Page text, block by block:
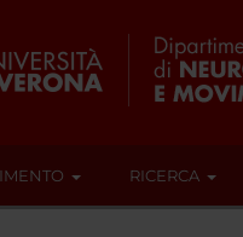
RICERCA